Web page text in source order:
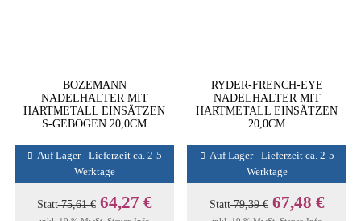
BOZEMANN
NADELHALTER MIT
HARTMETALL EINSÄTZEN
S-GEBOGEN 20,0CM
Auf Lager - Lieferzeit ca. 2-5
Werktage
Statt75,61 € 64,27 €
RYDER-FRENCH-EYE
NADELHALTER MIT
HARTMETALL EINSÄTZEN
20,0CM
Auf Lager - Lieferzeit ca. 2-5
Werktage
Statt79,39 € 67,48 €